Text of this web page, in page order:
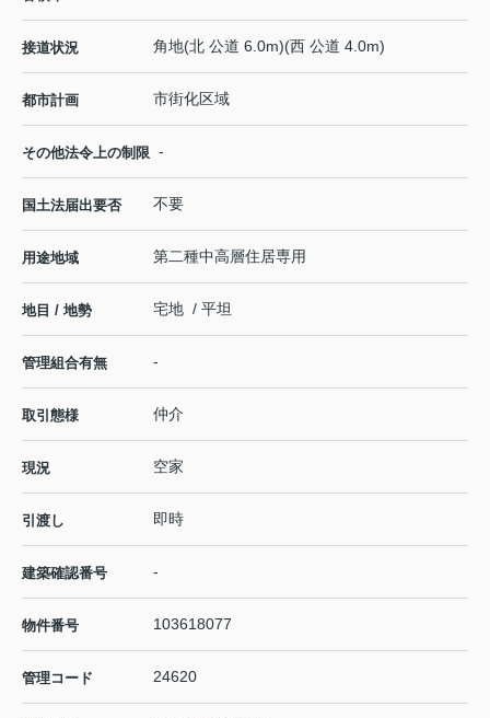
接道状況 角地(北 公道 6.0m)(西 公道 4.0m)
都市計画 市街化区域
その他法令上の制限 -
国土法届出要否 不要
用途地域 第二種中高層住居専用
地目 / 地勢 宅地 / 平坦
管理組合有無 -
取引態様 仲介
現況 空家
引渡し 即時
建築確認番号 -
物件番号 103618077
管理コード 24620